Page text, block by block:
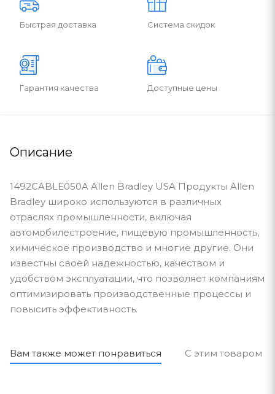
Быстрая доставка Система скидок
Гарантия качества Доступные цены
Описание
1492CABLE050A Allen Bradley USA Продукты Allen
Bradley широко используются в различных
отраслях промышленности, включая
автомобилестроение, пищевую промышленность,
химическое производство и многие другие. Они
известны своей надежностью, качеством и
удобством эксплуатации, что позволяет компаниям
оптимизировать производственные процессы и
повысить эффективность.
Вам также может понравиться С этим товаром